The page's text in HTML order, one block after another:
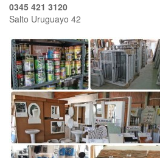
0345 421 3120
Salto Uruguayo 42